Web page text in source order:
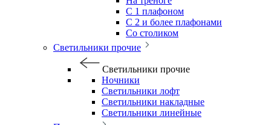
С 1 плафоном
С 2 и более плафонами
Со столиком
Светильники прочие
Светильники прочие
Ночники
Светильники лофт
Светильники накладные
Светильники линейные